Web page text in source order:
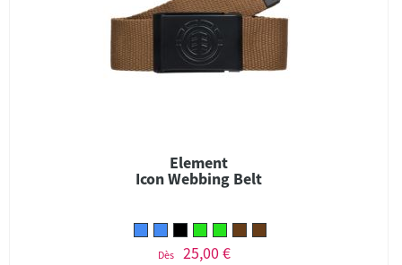
Element
Icon Webbing Belt
Dès 25,00 €